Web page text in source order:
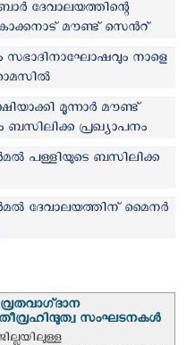
ദേവാലയത്തിന്റെ
മൗണ്ട് സെന്‍റ്
സഭാദിനാഘോഷവും നാളെ
മൂന്നാർ മൗണ്ട്
ബസിലിക്ക പ്രഖ്യാപനം
പള്ളിയുടെ ബസിലിക്ക
ദേവാലയത്തിന് മൈനർ
സംഘടനകള്‍